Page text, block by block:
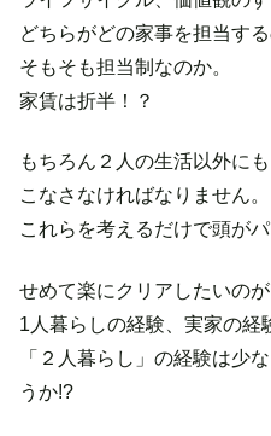
どちらがどの家事を担当する
そもそも担当制なのか。
家賃は折半！？
もちろん２人の生活以外に
こなさなければなりません。
これらを考えるだけで頭がパ
せめて楽にクリアしたいの
1人暮らしの経験、実家の経
「２人暮らし」の経験は少
うか!?